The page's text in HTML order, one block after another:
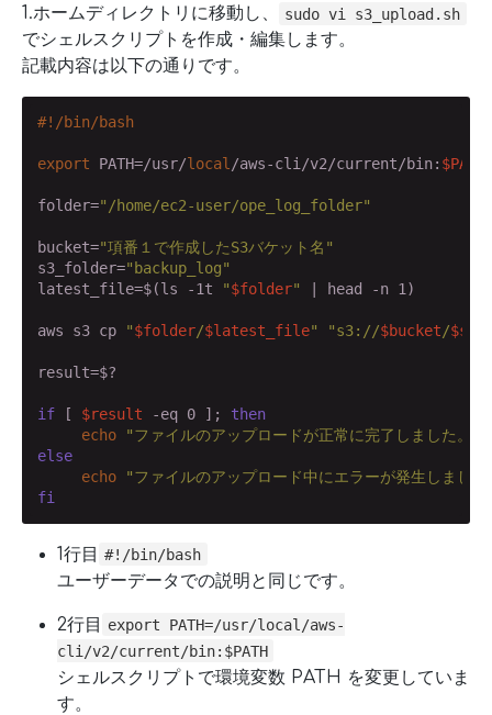
1.ホームディレクトリに移動し、
sudo vi s3_upload.sh
でシェルスクリプトを作成・編集します。
記載内容は以下の通りです。
#!/bin/bash
export PATH=/usr/local /aws-cli/v2/current/bin: $PATH
folder="/home/ec2-user/ope_log_folder"
bucket="項番１で作成したS3バケット名"
s3_folder="backup_log"
latest_file=$(ls -1t
"$folder" | head -n 1)
aws s3 cp "$folder/$latest_file" "s3://$bucket/
result=$?
if [ $result -eq 0 ]; then
echo
"ファイルのアップロードが正常に完了しました。"
else
echo
"ファイルのアップロード中にエラーが発生しまし
fi
1行目 #!/bin/bash
ユーザーデータでの説明と同じです。
2行目
export PATH=/usr/local/aws-
cli/v2/current/bin:$PATH
シェルスクリプトで環境変数 PATH を変更していま
す。